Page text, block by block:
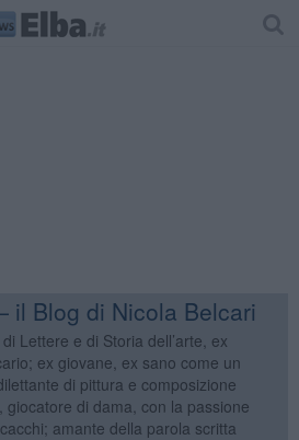
il Blog di Nicola Belcari
Lettere e di Storia dell’arte, ex
ex giovane, ex sano come un
di pittura e composizione
giocatore di dama, con la passione
amante della parola scritta